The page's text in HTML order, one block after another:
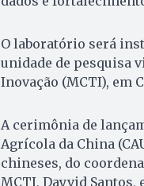
O laboratório será
unidade de pesquisa
Inovação (MCTI), em
A cerimônia de
Agrícola da China
chineses, do
MCTI, Dayvid Santos,